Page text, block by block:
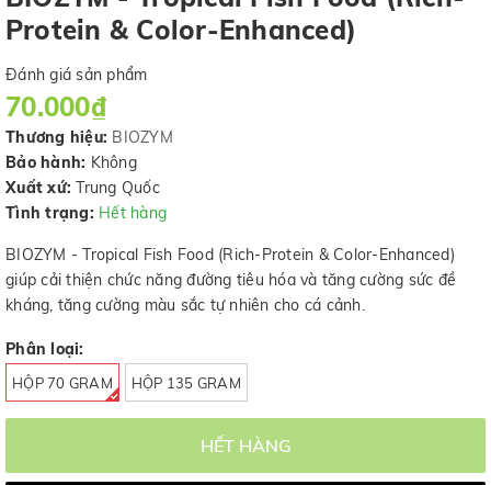
Protein & Color-Enhanced)
Đánh giá sản phẩm
70.000₫
Thương hiệu: BIOZYM
Bảo hành: Không
Xuất xứ: Trung Quốc
Tình trạng: Hết hàng
BIOZYM - Tropical Fish Food (Rich-Protein & Color-Enhanced)
giúp cải thiện chức năng đường tiêu hóa và tăng cường sức đề
kháng, tăng cường màu sắc tự nhiên cho cá cảnh.
Phân loại:
HỘP 70 GRAM HỘP 135 GRAM
HẾT HÀNG